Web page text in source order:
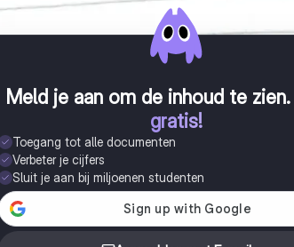
Meld je aan om de inhoud te zien.
gratis!
Toegang tot alle documenten
Verbeter je cijfers
Sluit je aan bij miljoenen studenten